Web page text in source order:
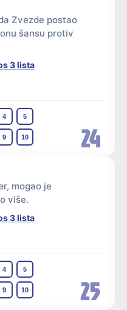
24
Zvezde postao
šansu protiv
3 lista
4 5
9 10
25
mogao je
više.
3 lista
4 5
9 10